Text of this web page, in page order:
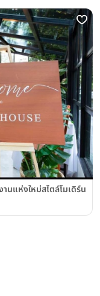
นแห่งใหม่สไตล์โมเดิร์น